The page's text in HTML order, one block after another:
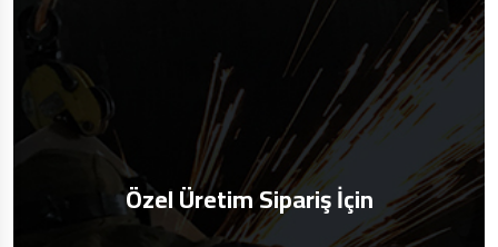
Özel Üretim Sipariş İçin